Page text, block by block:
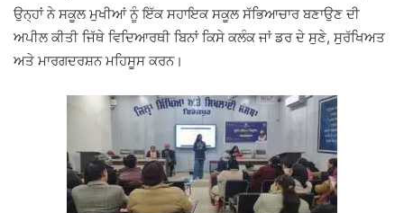
ਉਨ੍ਹਾਂ ਨੇ ਸਕੂਲ ਮੁਖੀਆਂ ਨੂੰ ਇੱਕ ਸਹਾਇਕ ਸਕੂਲ ਸੱਭਿਆਚਾਰ ਬਣਾਉਣ ਦੀ
ਅਪੀਲ ਕੀਤੀ ਜਿੱਥੇ ਵਿਦਿਆਰਥੀ ਬਿਨਾਂ ਕਿਸੇ ਕਲੰਕ ਜਾਂ ਡਰ ਦੇ ਸੁਣੇ, ਸੁਰੱਖਿਅਤ
ਅਤੇ ਮਾਰਗਦਰਸ਼ਨ ਮਹਿਸੂਸ ਕਰਨ।